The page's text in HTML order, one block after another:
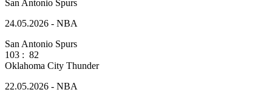
San Antonio Spurs
24.05.2026 - NBA
San Antonio Spurs
103 : 82
Oklahoma City Thunder
22.05.2026 - NBA